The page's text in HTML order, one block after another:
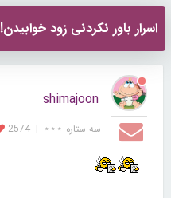
اسرار باور نکردنی زود خوابیدن!
shimajoon
سه ستاره ⋆⋆⋆ |
2574